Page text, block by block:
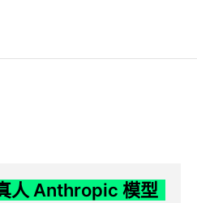
人 Anthropic 模型